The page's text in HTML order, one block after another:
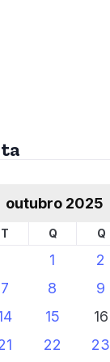
outubro 2025
T Q Q
1 2
7 8 9
15 16
22 23